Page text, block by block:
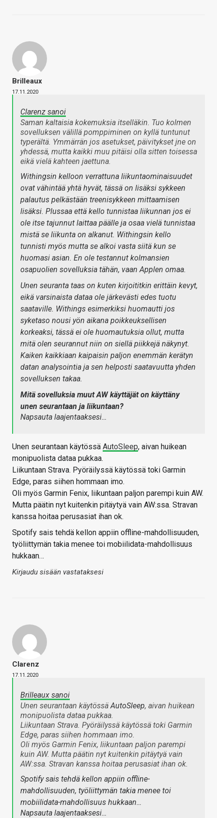
Brilleaux
17.11.2020
Clarenz sanoi
Saman kaltaisia kokemuksia itselläkin. Tuo kolmen
sovelluksen välillä pomppiminen on kyllä tuntunut
typerältä. Ymmärrän jos asetukset, päivitykset jne on
yhdessä, mutta kaikki muu pitäisi olla sitten toisessa
eikä vielä kahteen jaettuna.
Withingsin kelloon verrattuna liikuntaominaisuudet
ovat vähintää yhtä hyvät, tässä on lisäksi sykkeen
palautus pelkästään treenisykkeen mittaamisen
lisäksi. Plussaa että kello tunnistaa liikunnan jos ei
ole itse tajunnut laittaa päälle ja osaa vielä tunnistaa
mistä se liikunta on alkanut. Withingsin kello
tunnisti myös mutta se alkoi vasta siitä kun se
huomasi asian. En ole testannut kolmansien
osapuolien sovelluksia tähän, vaan Applen omaa.
Unen seuranta taas on kuten kirjoititkin erittäin kevyt,
eikä varsinaista dataa ole järkevästi edes tuotu
saataville. Withings esimerkiksi huomautti jos
syketaso nousi yön aikana poikkeuksellisen
korkeaksi, tässä ei ole huomautuksia ollut, mutta
mitä olen seurannut niin on siellä piikkejä näkynyt.
Kaiken kaikkiaan kaipaisin paljon enemmän kerätyn
datan analysointia ja sen helposti saatavuutta yhden
sovelluksen takaa.
Mitä sovelluksia muut AW käyttäjät on käyttäny
unen seurantaan ja liikuntaan?
Napsauta laajentaaksesi…
Unen seurantaan käytössä AutoSleep, aivan huikean
monipuolista dataa pukkaa.
Liikuntaan Strava. Pyöräilyssä käytössä toki Garmin
Edge, paras siihen hommaan imo.
Oli myös Garmin Fenix, liikuntaan paljon parempi kuin AW.
Mutta päätin nyt kuitenkin pitäytyä vain AW:ssa. Stravan
kanssa hoitaa perusasiat ihan ok.
Spotify sais tehdä kellon appiin offline-mahdollisuuden,
työliittymän takia menee toi mobiilidata-mahdollisuus
hukkaan…
Kirjaudu sisään vastataksesi
Clarenz
17.11.2020
Brilleaux sanoi
Unen seurantaan käytössäAutoSleep, aivan huikean
monipuolista dataa pukkaa.
Liikuntaan Strava. Pyöräilyssä käytössä toki Garmin
Edge, paras siihen hommaan imo.
Oli myös Garmin Fenix, liikuntaan paljon parempi
kuin AW. Mutta päätin nyt kuitenkin pitäytyä vain
AW:ssa. Stravan kanssa hoitaa perusasiat ihan ok.
Spotify sais tehdä kellon appiin offline-
mahdollisuuden, työliittymän takia menee toi
mobiilidata-mahdollisuus hukkaan…
Napsauta laajentaaksesi…